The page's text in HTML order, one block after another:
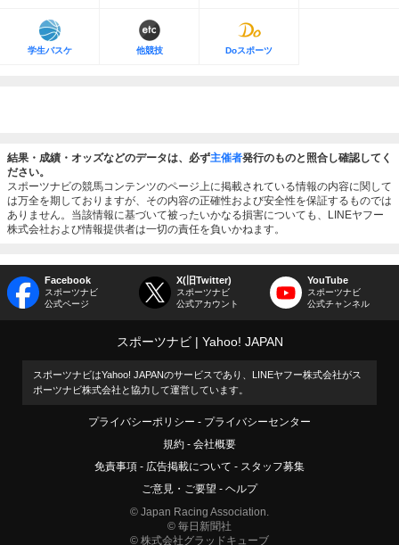
学生バスケ 他競技 Doスポーツ
結果・成績・オッズなどのデータは、必ず主催者発行のものと照合し確認してく
ださい。
スポーツナビの競馬コンテンツのページ上に掲載されている情報の内容に関して
は万全を期しておりますが、その内容の正確性および安全性を保証するものでは
ありません。当該情報に基づいて被ったいかなる損害についても、LINEヤフー
株式会社および情報提供者は一切の責任を負いかねます。
Facebook
スポーツナビ
公式ページ
X(旧Twitter)
スポーツナビ
公式アカウント
YouTube
スポーツナビ
公式チャンネル
スポーツナビ Yahoo! JAPAN
スポーツナビはYahoo! JAPANのサービスであり、LINEヤフー株式会社がス
ポーツナビ株式会社と協力して運営しています。
プライバシーポリシー
プライバシーセンター
規約
会社概要
免責事項
広告掲載について
スタッフ募集
ご意見・ご要望
ヘルプ
© Japan Racing Association.
© 毎日新聞社
© 株式会社グラッドキューブ